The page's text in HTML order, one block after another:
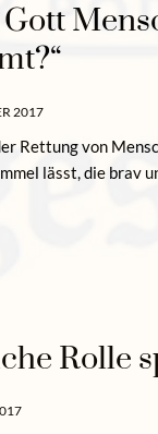
Gott
2017
Rettung von
lässt, die brav
Rolle